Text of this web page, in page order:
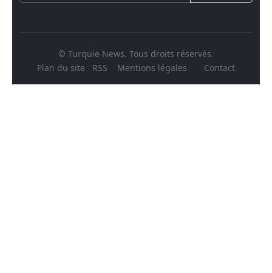
© Turquie News. Tous droits réservés.
Plan du site
RSS Mentions légales Contact